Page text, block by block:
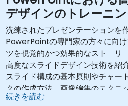
デザインのトレーニ
洗練されたプレゼンテーションを
PowerPointの専門家の方々に向
ツを視覚的かつ効果的なストーリ
高度なスライドデザイン技術を紹
スライド構成の基本原則やチャー
クの作成方法、画像編集のテクニ
を視覚的に配置するスキル、重要
続きを読む